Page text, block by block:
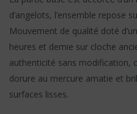
d’angelots, l’ensemble repose
Mouvement de qualité doté
heures et demie sur cloche
authenticité sans modification,
dorure au mercure amatie et
surfaces lisses.